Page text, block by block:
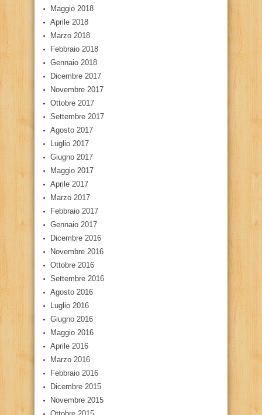
Maggio 2018
Aprile 2018
Marzo 2018
Febbraio 2018
Gennaio 2018
Dicembre 2017
Novembre 2017
Ottobre 2017
Settembre 2017
Agosto 2017
Luglio 2017
Giugno 2017
Maggio 2017
Aprile 2017
Marzo 2017
Febbraio 2017
Gennaio 2017
Dicembre 2016
Novembre 2016
Ottobre 2016
Settembre 2016
Agosto 2016
Luglio 2016
Giugno 2016
Maggio 2016
Aprile 2016
Marzo 2016
Febbraio 2016
Dicembre 2015
Novembre 2015